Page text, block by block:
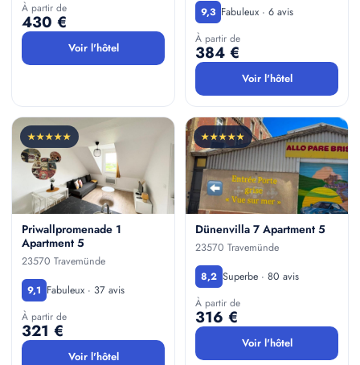
À partir de
430 €
Voir l'hôtel
9,3 Fabuleux · 6 avis
À partir de
384 €
Voir l'hôtel
★★★★★
Priwallpromenade 1
Apartment 5
23570 Travemünde
9,1 Fabuleux · 37 avis
À partir de
321 €
Voir l'hôtel
★★★★★
Dünenvilla 7 Apartment 5
23570 Travemünde
8,2 Superbe · 80 avis
À partir de
316 €
Voir l'hôtel